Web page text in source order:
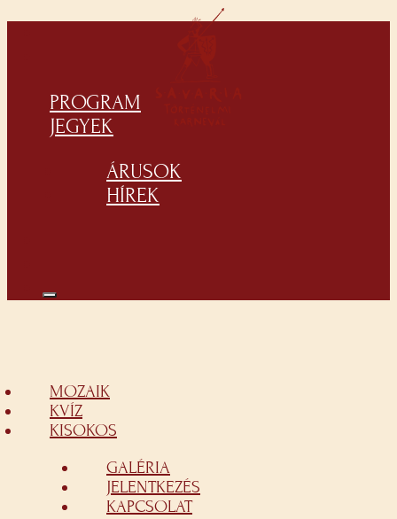
PROGRAM
JEGYEK
ÁRUSOK
HÍREK
MOZAIK
KVÍZ
KISOKOS
GALÉRIA
JELENTKEZÉS
KAPCSOLAT